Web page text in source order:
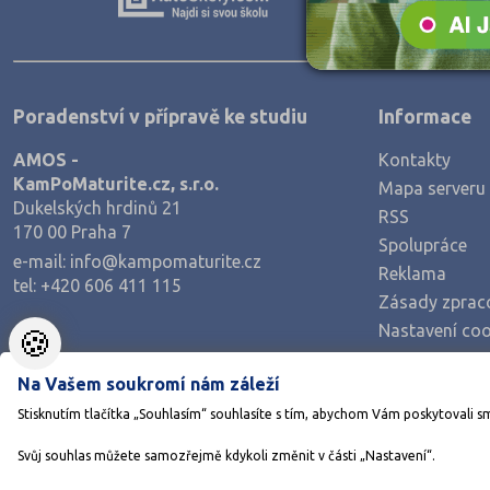
Zpracování dřeva, nábytku
Doprava a spoje
Informační služby
Ekonomie
Ekonomie a administrativa
Podnikání a management
Hotelnictví, turismus, gastronomie
Obchod, prodej
Služby
Přírodovědné a potravinářské obory
Ekologie a ochrana ŽP
Poradenství v přípravě ke studiu
AMOS -
KamPoMaturite.cz, s.r.o.
Dukelských hrdinů 21
170 00 Praha 7
e-mail: info@kampomaturite.cz
tel: +420 606 411 115
Informace
Kontakty
Mapa serveru
RSS
Spolupráce
Reklama
Zásady
Nastavení
🍪
Na Vašem soukromí nám záleží
Stisknutím tlačítka „Souhlasím“ souhlasíte s tím, abychom Vám poskytovali
Svůj souhlas můžete samozřejmě kdykoli změnit v části „Nastavení“.